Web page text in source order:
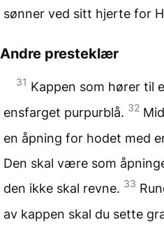
sønner ved sitt hjerte for
Andre presteklær
31 Kappen som hører til
ensfarget purpurblå. 32
en åpning for hodet med
Den skal være som
den ikke skal revne. 33
av kappen skal du sette